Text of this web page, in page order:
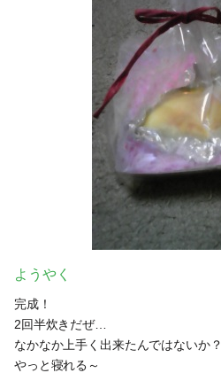
ようやく
完成！
2回半炊きだぜ…
なかなか上手く出来たんではないか？
やっと寝れる～